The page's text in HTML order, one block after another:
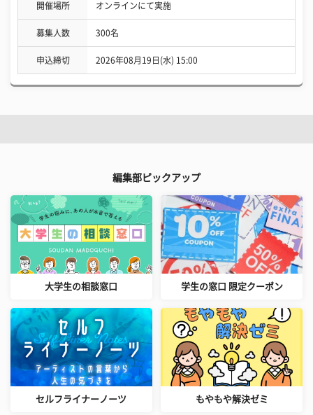
開催場所 オンラインにて実施
募集人数 300名
申込締切 2026年08月19日(水) 15:00
編集部ピックアップ
大学生の相談窓口 学生の窓口 限定クーポン
セルフライナーノーツ もやもや解決ゼミ